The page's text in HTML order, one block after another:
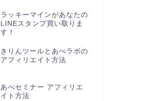
ラッキーマインがあなたの
LINEスタンプ買い取りま
す！
きりんツールとあべラボの
アフィリエイト方法
あべセミナー アフィリエ
イト方法